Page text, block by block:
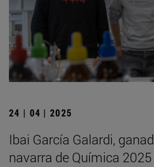
24 | 04 | 2025
Ibai García Galardi,
navarra de Química 2025